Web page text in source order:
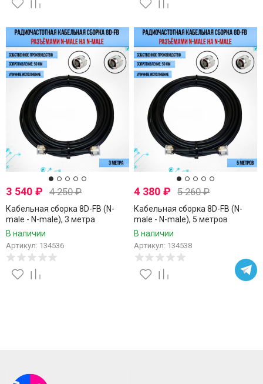
3 540 ₽ 4 250₽
Кабельная сборка 8D-FB (N-
male - N-male), 3 метра
В наличии
Артикул: 134536
4 380₽ 5 260₽
Кабельная сборка 8D-FB (N-
male - N-male), 5 метров
В наличии
Артикул: 134538